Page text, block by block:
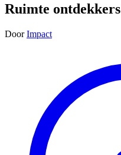
Ruimte ontdekkers
Door Impact